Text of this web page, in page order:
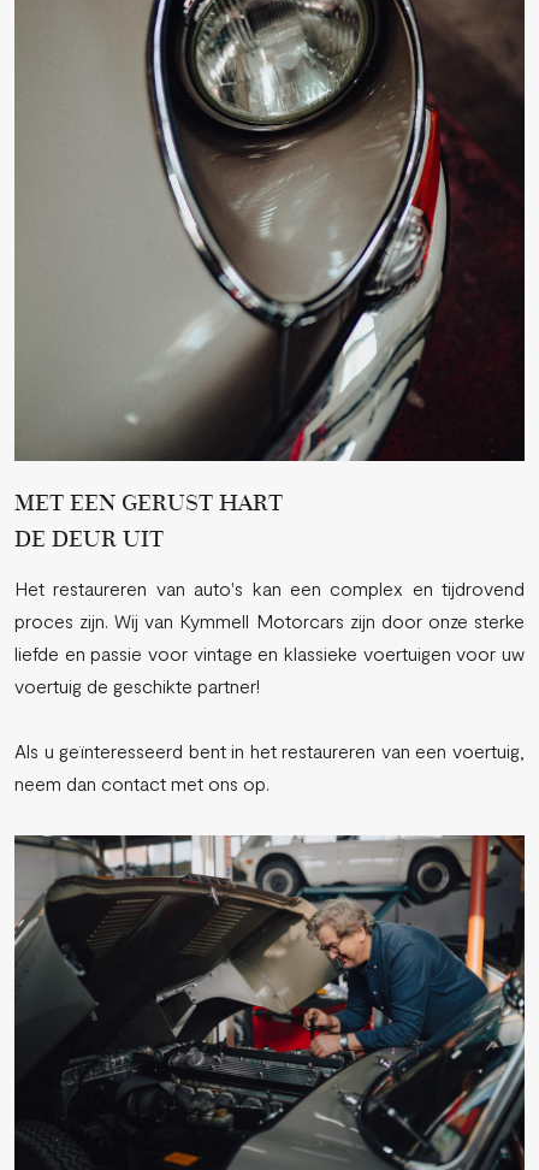
MET EEN GERUST HART
DE DEUR UIT
Het restaureren van auto's kan een complex en tijdrovend
proces zijn. Wij van Kymmell Motorcars zijn door onze sterke
liefde en passie voor vintage en klassieke voertuigen voor uw
voertuig de geschikte partner!
Als u geïnteresseerd bent in het restaureren van een voertuig,
neem dan contact met ons op.